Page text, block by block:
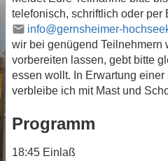
telefonisch, schriftlich oder per
info@gernsheimer-
wir bei genügend Teilnehmern
vorbereiten lassen, gebt bitte
essen wollt. In Erwartung
verbleibe ich mit Mast und
Programm
18:45 Einlaß